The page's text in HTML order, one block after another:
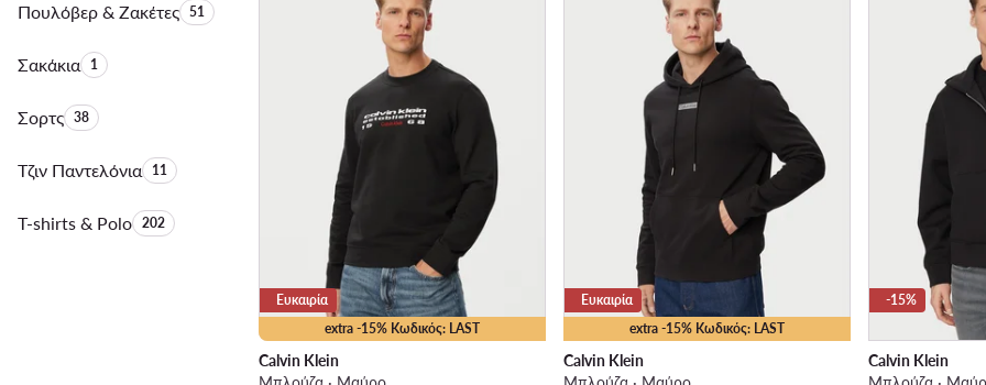
Πουλόβερ & ΖακέτεςΑριθμός προϊόντων:
51
ΣακάκιαΑριθμός προϊόντων:
1
ΣορτςΑριθμός προϊόντων:
38
Τζιν ΠαντελόνιαΑριθμός προϊόντων:
11
T-shirts & PoloΑριθμός προϊόντων:
202
extra -15% Κωδικός: LAST
Ευκαιρία
Calvin Klein
extra -15% Κωδικός: LAST
Ευκαιρία
Calvin Klein
-15%
Calvin Klein